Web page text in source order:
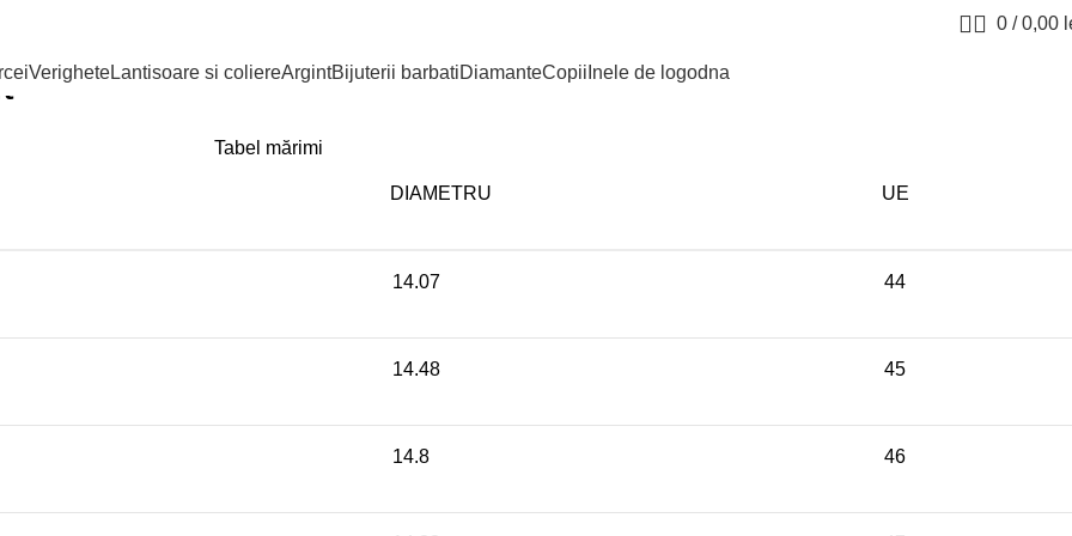
0 / 0,00
VerigheteLantisoare si coliereArgintBijuterii barbatiDiamanteCopii Inele de logodna
Tabel mărimi
DIAMETRU UE
14.07 44
14.48 45
14.8 46